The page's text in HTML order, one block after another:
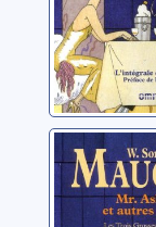
Mr.
autres
CD 2